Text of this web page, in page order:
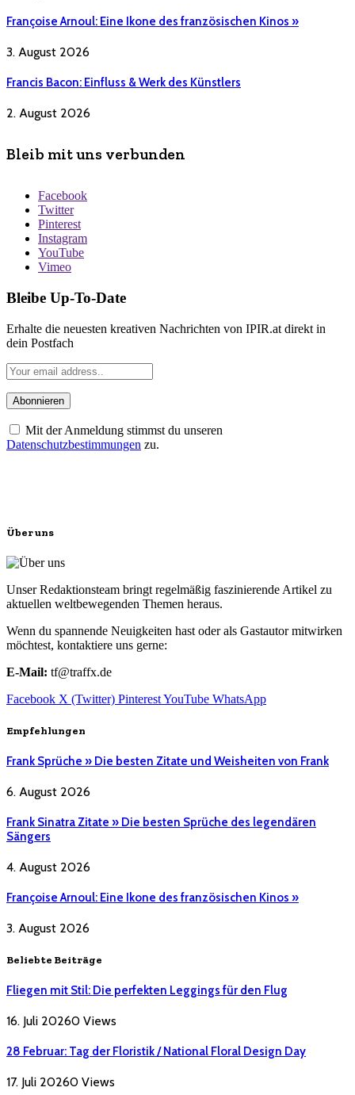
Françoise Arnoul: Eine Ikone des französischen Kinos »
3. August 2026
Francis Bacon: Einfluss & Werk des Künstlers
2. August 2026
Bleib mit uns verbunden
Facebook
Twitter
Pinterest
Instagram
YouTube
Vimeo
Bleibe Up-To-Date
Erhalte die neuesten kreativen Nachrichten von IPIR.at direkt in
dein Postfach
Mit der Anmeldung stimmst du unseren
Datenschutzbestimmungen zu.
Über uns
Unser Redaktionsteam bringt regelmäßig faszinierende Artikel zu
aktuellen weltbewegenden Themen heraus.
Wenn du spannende Neuigkeiten hast oder als Gastautor mitwirken
möchtest, kontaktiere uns gerne:
E-Mail: tf@traffx.de
Facebook X (Twitter) PinterestYouTube WhatsApp
Empfehlungen
Frank Sprüche » Die besten Zitate und Weisheiten von Frank
6. August 2026
Frank Sinatra Zitate » Die besten Sprüche des legendären
Sängers
4. August 2026
Françoise Arnoul: Eine Ikone des französischen Kinos »
3. August 2026
Beliebte Beiträge
Fliegen mit Stil: Die perfekten Leggings für den Flug
16. Juli 20260 Views
28 Februar: Tag der Floristik / National Floral Design Day
17. Juli 20260 Views